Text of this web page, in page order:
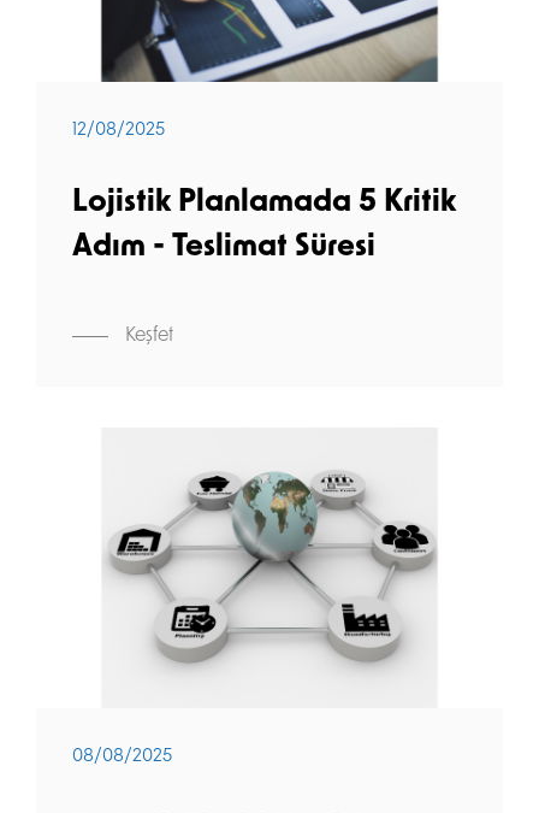
12/08/2025
Lojistik Planlamada 5 Kritik
Adım - Teslimat Süresi
Keşfet
08/08/2025